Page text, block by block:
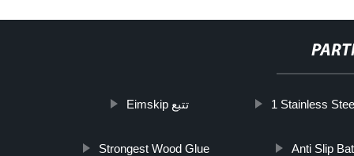
Eimskip تتبع 1 Stainless
Strongest Wood Glue Anti Slip